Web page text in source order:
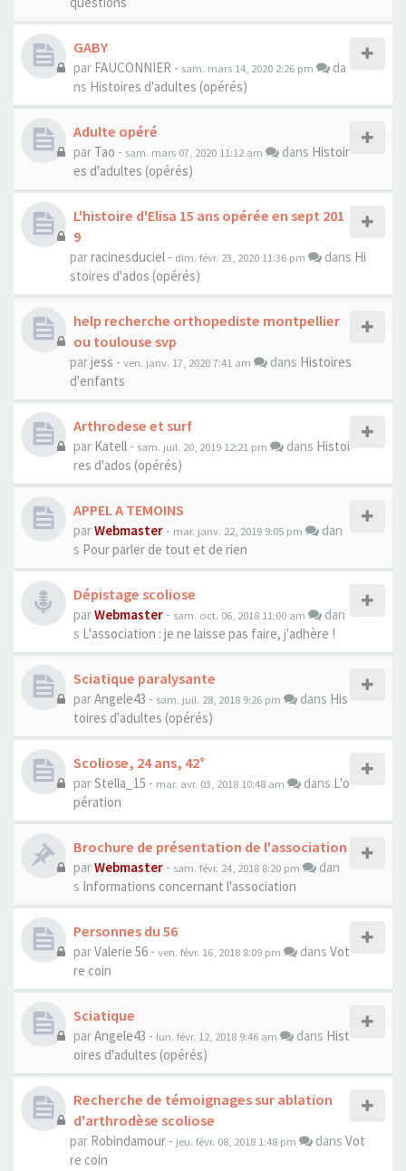
GABY
par FAUCONNIER - sam. mars 14, 2020 2:26 pm
da
ns Histoires d'adultes (opérés)
Adulte opéré
par Tao - sam. mars 07, 2020 11:12 am dans Histoir
es d'adultes (opérés)
L'histoire d'Elisa 15 ans opérée en sept 201
9
parracinesduciel - dim. févr. 23, 2020 11:36 pm dans Hi
stoires d'ados (opérés)
help recherche orthopediste montpellier
ou toulouse svp
parjess - ven. janv. 17, 2020 7:41 am dans Histoires
d'enfants
Arthrodese et surf
par Katell - sam. juil. 20, 2019 12:21 pm dans Histoi
res d'ados (opérés)
APPEL A TEMOINS
parWebmaster - mar. janv. 22, 2019 9:05 pm
dan
s Pour parler de tout et de rien
Dépistage scoliose
parWebmaster - sam. oct. 06, 2018 11:00 am
dan
s L'association : je ne laisse pas faire, j'adhère !
Sciatique paralysante
parAngele43 - sam. juil. 28, 2018 9:26 pm dans His
toires d'adultes (opérés)
Scoliose, 24 ans, 42°
parStella_15 - mar. avr. 03, 2018 10:48 am dans L'o
pération
Brochure de présentation de l'association
parWebmaster - sam. févr. 24, 2018 8:20 pm
dan
s Informations concernant l'association
Personnes du 56
parValerie 56 - ven. févr. 16, 2018 8:09 pm dans Vot
re coin
Sciatique
parAngele43 - lun. févr. 12, 2018 9:46 am dans Hist
oires d'adultes (opérés)
Recherche de témoignages sur ablation
d'arthrodèse scoliose
par Robindamour - jeu. févr. 08, 2018 1:48 pm dans Vot
re coin